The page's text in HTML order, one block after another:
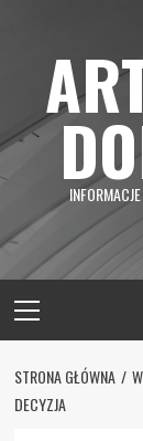
content
Menu
STRONA GŁÓWNA
DECYZJA